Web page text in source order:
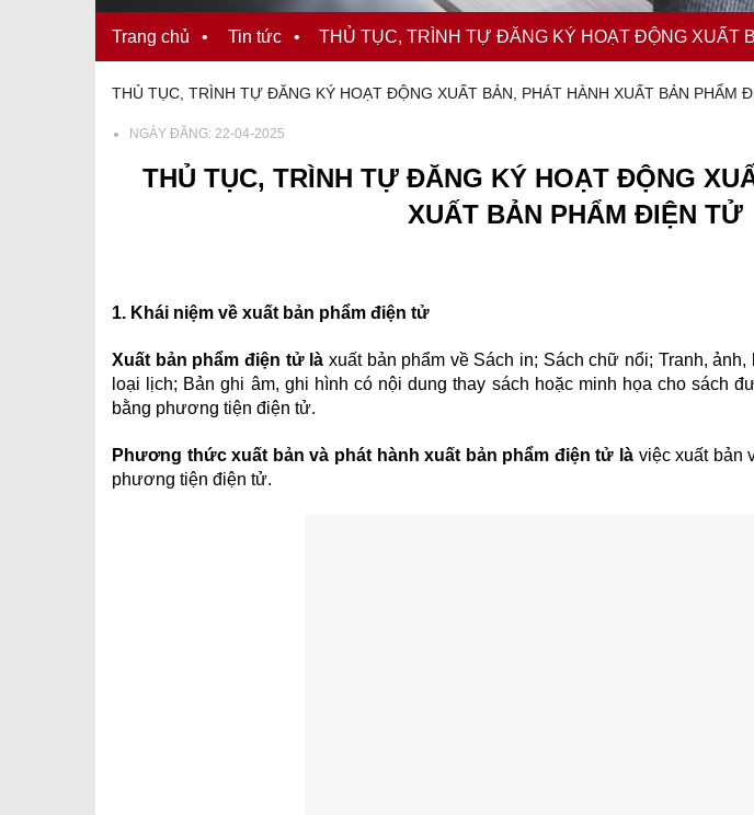
Trang chủ • Tin tức • THỦ TỤC, TRÌNH TỰ ĐĂNG KÝ HOẠT ĐỘNG XUẤT
THỦ TỤC, TRÌNH TỰ ĐĂNG KÝ HOẠT ĐỘNG XUẤT BẢN, PHÁT HÀNH XUẤT BẢN PHẨM
NGÀY ĐĂNG: 22-04-2025
THỦ TỤC, TRÌNH TỰ ĐĂNG KÝ HOẠT ĐỘNG
XUẤT BẢN PHẨM ĐIỆN TỬ
1. Khái niệm về xuất bản phẩm điện tử
Xuất bản phẩm điện tử là xuất bản phẩm về Sách in; Sách chữ nổi; Tranh,
loại lịch; Bản ghi âm, ghi hình có nội dung thay sách hoặc minh họa cho sách
bằng phương tiện điện tử.
Phương thức xuất bản và phát hành xuất bản phẩm điện tử là việc xuất bản
phương tiện điện tử.